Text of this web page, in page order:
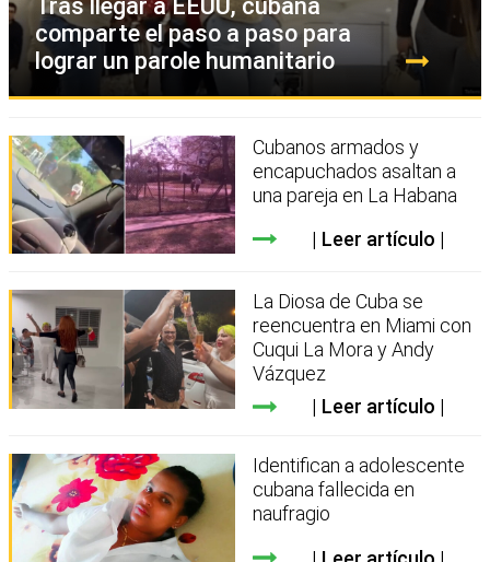
Tras llegar a EEUU, cubana
comparte el paso a paso para
lograr un parole humanitario
Cubanos armados y
encapuchados asaltan a
una pareja en La Habana
Leer artículo
La Diosa de Cuba se
reencuentra en Miami con
Cuqui La Mora y Andy
Vázquez
Leer artículo
Identifican a adolescente
cubana fallecida en
naufragio